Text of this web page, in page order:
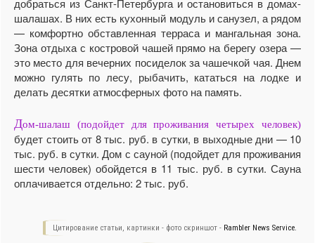
шалашах. В них есть кухонный модуль и санузел, а рядом
— комфортно обставленная терраса и мангальная зона.
Зона отдыха с костровой чашей прямо на берегу озера —
это место для вечерних посиделок за чашечкой чая. Днем
можно гулять по лесу, рыбачить, кататься на лодке и
делать десятки атмосферных фото на память.
Дом-шалаш (подойдет для проживания четырех человек)
будет стоить от 8 тыс. руб. в сутки, в выходные дни — 10
тыс. руб. в сутки. Дом с сауной (подойдет для проживания
шести человек) обойдется в 11 тыс. руб. в сутки. Сауна
оплачивается отдельно: 2 тыс. руб.
Цитирование статьи, картинки - фото скриншот - Rambler News Service.